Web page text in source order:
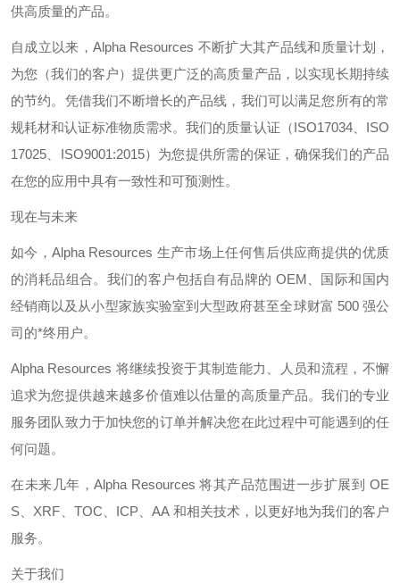
供高质量的产品。
自成立以来， Alpha Resources 不断扩大其产品线和质量计划，
为您（我们的客户）提供更广泛的高质量产品，以实现长期持续
的节约。凭借我们不断增长的产品线，我们可以满足您所有的常
规耗材和认证标准物质需求。我们的质量认证（ISO17034、 ISO
17025
ISO9001:2015）为您提供所需的保证，确保我们的产品
在您的应用中具有一致性和可预测性。
现在与未来
如今， Alpha Resources 生产市场上任何售后供应商提供的优质
的消耗品组合。我们的客户包括自有品牌的 OEM 、国际和国内
经销商以及从小型家族实验室到大型政府甚至全球财富 500 强公
司的*终用户。
Alpha Resources 将继续投资于其制造能力、人员和流程，不懈
追求为您提供越来越多价值难以估量的高质量产品。我们的专业
服务团队致力于加快您的订单并解决您在此过程中可能遇到的任
何问题。
在未来几年，Alpha Resources将其产品范围进一步扩展到OE
S
XRF TOC ICP 、AA 和相关技术，以更好地为我们的客户
服务。
关于我们